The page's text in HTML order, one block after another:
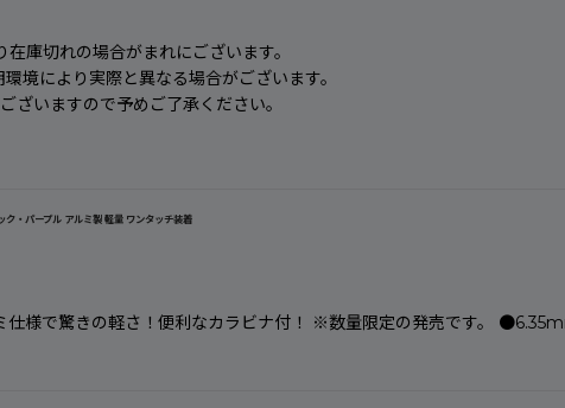
庫切れの場合がまれにございます。
境により実際と異なる場合がございます。
いますので予めご了承ください。
・パープル アルミ製 軽量 ワンタッチ装着
仕様で驚きの軽さ！便利なカラビナ付！ ※数量限定の発売です。